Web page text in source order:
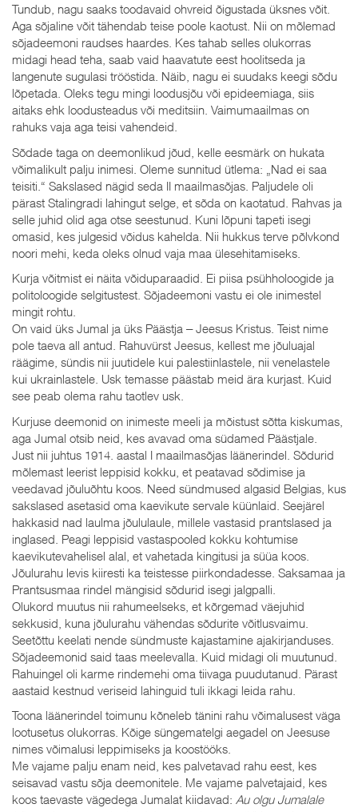
Tundub, nagu saaks toodavaid ohvreid õigustada üksnes võit.
Aga sõjaline võit tähendab teise poole kaotust. Nii on mõlemad
sõjadeemoni raudses haardes. Kes tahab selles olukorras
midagi head teha, saab vaid haavatute eest hoolitseda ja
langenute sugulasi trööstida. Näib, nagu ei suudaks keegi sõdu
lõpetada. Oleks tegu mingi loodusjõu või epideemiaga, siis
aitaks ehk loodusteadus või meditsiin. Vaimumaailmas on
rahuks vaja aga teisi vahendeid.
Sõdade taga on deemonlikud jõud, kelle eesmärk on hukata
võimalikult palju inimesi. Oleme sunnitud ütlema: „Nad ei saa
teisiti.“ Sakslased nägid seda II maailmasõjas. Paljudele oli
pärast Stalingradi lahingut selge, et sõda on kaotatud. Rahvas ja
selle juhid olid aga otse seestunud. Kuni lõpuni tapeti isegi
omasid, kes julgesid võidus kahelda. Nii hukkus terve põlvkond
noori mehi, keda oleks olnud vaja maa ülesehitamiseks.
Kurja võitmist ei näita võiduparaadid. Ei piisa psühholoogide ja
politoloogide selgitustest. Sõjadeemoni vastu ei ole inimestel
mingit rohtu.
On vaid üks Jumal ja üks Päästja ‒ Jeesus Kristus. Teist nime
pole taeva all antud. Rahuvürst Jeesus, kellest me jõuluajal
räägime, sündis nii juutidele kui palestiinlastele, nii venelastele
kui ukrainlastele. Usk temasse päästab meid ära kurjast. Kuid
see peab olema rahu taotlev usk.
Kurjuse deemonid on inimeste meeli ja mõistust sõtta kiskumas,
aga Jumal otsib neid, kes avavad oma südamed Päästjale.
Just nii juhtus 1914. aastal I maailmasõjas läänerindel. Sõdurid
mõlemast leerist leppisid kokku, et peatavad sõdimise ja
veedavad jõuluõhtu koos. Need sündmused algasid Belgias, kus
sakslased asetasid oma kaevikute servale küünlaid. Seejärel
hakkasid nad laulma jõululaule, millele vastasid prantslased ja
inglased. Peagi leppisid vastaspooled kokku kohtumise
kaevikutevahelisel alal, et vahetada kingitusi ja süüa koos.
Jõulurahu levis kiiresti ka teistesse piirkondadesse. Saksamaa ja
Prantsusmaa rindel mängisid sõdurid isegi jalgpalli.
Olukord muutus nii rahumeelseks, et kõrgemad väejuhid
sekkusid, kuna jõulurahu vähendas sõdurite võitlusvaimu.
Seetõttu keelati nende sündmuste kajastamine ajakirjanduses.
Sõjadeemonid said taas meelevalla. Kuid midagi oli muutunud.
Rahuingel oli karme rindemehi oma tiivaga puudutanud. Pärast
aastaid kestnud veriseid lahinguid tuli ikkagi leida rahu.
Toona läänerindel toimunu kõneleb tänini rahu võimalusest väga
lootusetus olukorras. Kõige süngematelgi aegadel on Jeesuse
nimes võimalusi leppimiseks ja koostööks.
Me vajame palju enam neid, kes palvetavad rahu eest, kes
seisavad vastu sõja deemonitele. Me vajame palvetajaid, kes
koos taevaste vägedega Jumalat kiidavad: Au olgu Jumalale